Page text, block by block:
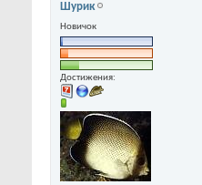
Шурик
Новичок
Достижения: